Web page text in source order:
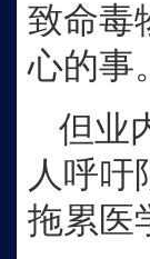
致命毒
心的事。
但业
人呼吁
拖累医